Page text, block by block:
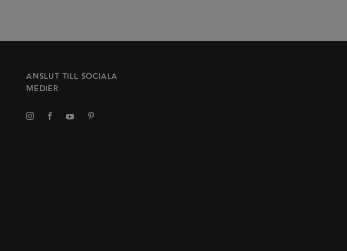
ANSLUT TILL SOCIALA
MEDIER